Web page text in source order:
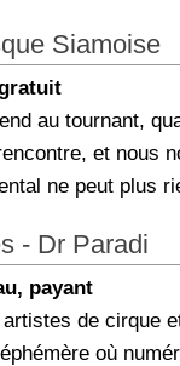
Siamoise
au tournant,
et nous
ne peut plus
- Dr Paradi
payant
de cirque
où